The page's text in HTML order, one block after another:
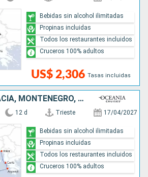
US$ 2,306 Tasas incluidas
Bebidas sin alcohol ilimitadas
Propinas incluidas
Todos los restaurantes incluidos
Cruceros 100% adultos
ESLOVENIA, CROACIA, MONTENEGRO, GRECIA, ITALIA, FRANCIA, ESPAÑA
12 d Trieste 17/04/2027
Bebidas sin alcohol ilimitadas
Propinas incluidas
Todos los restaurantes incluidos
Cruceros 100% adultos